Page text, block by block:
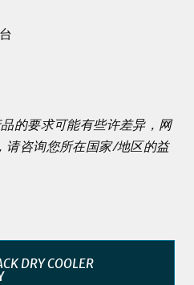
的要求可能有些许差异，网
请咨询您所在国家/地区的益
DRY COOLER